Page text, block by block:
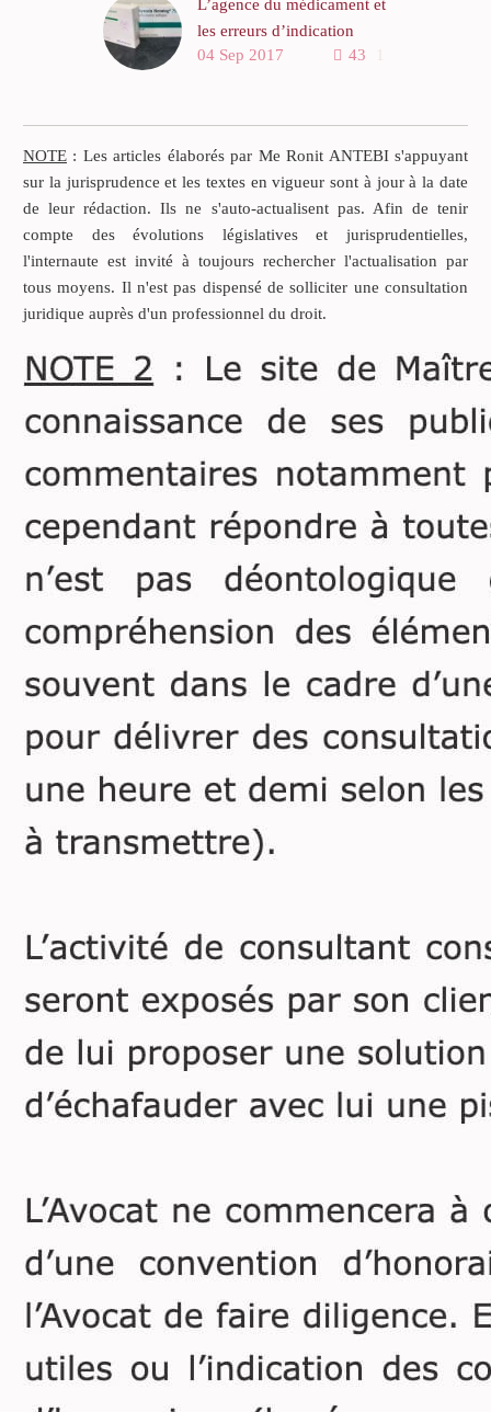
L’agence du médicament et
les erreurs d’indication
sanitaire sur la nouvelle
Comment après la
catastrophe sanitaire du
Médiator en 2010, après la
transformation de l’autorité
de contrôle du médicament
qui dépend en passant du
ministère de la santé,
sensée être dotée davantage
qu’auparavant, une telle
pu éclater (même si elle est
par les médias et l’Agence
43
04 Sep 2017
NOTE : Les articles élaborés par Me Ronit ANTEBI s'appuyant
sur la jurisprudence et les textes en vigueur sont à jour à la date
de leur rédaction. Ils ne s'auto-actualisent pas. Afin de tenir
compte des évolutions législatives et jurisprudentielles,
l'internaute est invité à toujours rechercher l'actualisation par
tous moyens. Il n'est pas dispensé de solliciter une consultation
juridique auprès d'un professionnel du droit.